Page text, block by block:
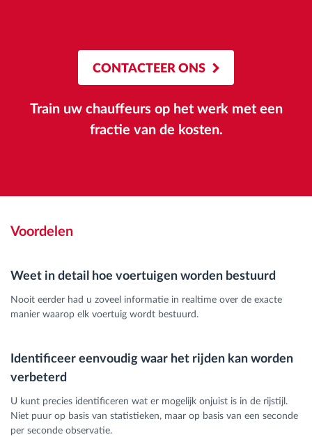
CONTACTEER ONS
Train uw chauffeurs op het werk met een
fractie van de kosten.
Voordelen
Weet in detail hoe voertuigen worden bestuurd
Nooit eerder had u zoveel informatie in realtime over de exacte
manier waarop elk voertuig wordt bestuurd.
Identificeer eenvoudig waar het rijden kan worden
verbeterd
U kunt precies identificeren wat er mogelijk onjuist is in de rijstijl.
Niet puur op basis van statistieken, maar op basis van een seconde
per seconde observatie.